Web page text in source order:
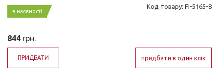
в наявності
Код товару: FI-5165-8
844 грн.
ПРИДБАТИ придбати в один клік